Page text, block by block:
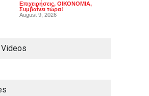
Επιχειρήσεις, ΟΙΚΟΝΟΜΙΑ,
Συμβαίνει τώρα!
August 9, 2026